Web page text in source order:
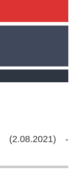
(2.08.2021) -